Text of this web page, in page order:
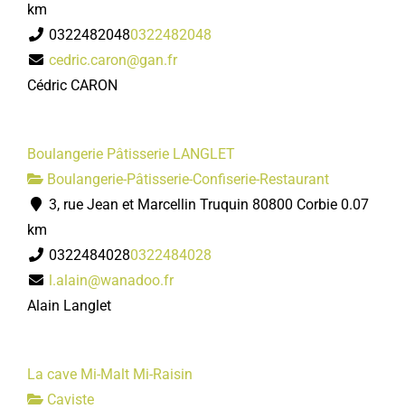
km
03224820480322482048
cedric.caron@gan.fr
Cédric CARON
Boulangerie Pâtisserie LANGLET
Boulangerie-Pâtisserie-Confiserie-Restaurant
3, rue Jean et Marcellin Truquin 80800 Corbie 0.07
km
03224840280322484028
l.alain@wanadoo.fr
Alain Langlet
La cave Mi-Malt Mi-Raisin
Caviste